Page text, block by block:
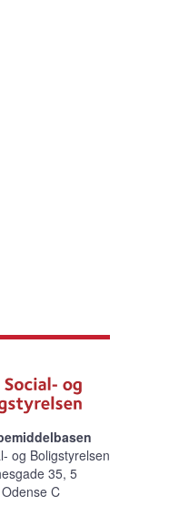
og Boligstyrelsen
35, 5
C